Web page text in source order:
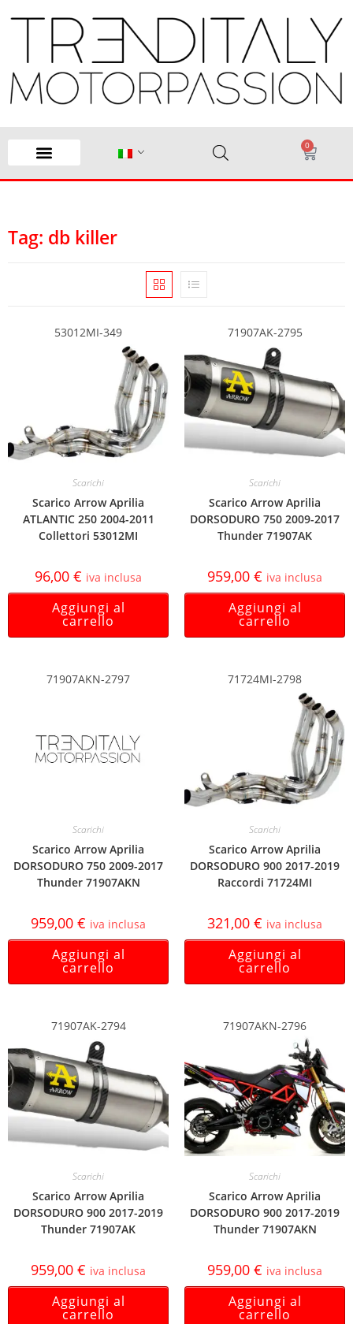
0
Tag: db killer
53012MI-349
Scarichi
Scarico Arrow Aprilia
ATLANTIC 250 2004-2011
Collettori 53012MI
96,00 € iva inclusa
Aggiungi al
carrello
71907AK-2795
Scarichi
Scarico Arrow Aprilia
DORSODURO 750 2009-2017
Thunder 71907AK
959,00 € iva inclusa
Aggiungi al
carrello
71907AKN-2797
Scarichi
Scarico Arrow Aprilia
DORSODURO 750 2009-2017
Thunder 71907AKN
959,00 € iva inclusa
Aggiungi al
carrello
71724MI-2798
Scarichi
Scarico Arrow Aprilia
DORSODURO 900 2017-2019
Raccordi 71724MI
321,00 € iva inclusa
Aggiungi al
carrello
71907AK-2794
Scarichi
Scarico Arrow Aprilia
DORSODURO 900 2017-2019
Thunder 71907AK
959,00 € iva inclusa
Aggiungi al
carrello
71907AKN-2796
Scarichi
Scarico Arrow Aprilia
DORSODURO 900 2017-2019
Thunder 71907AKN
959,00 € iva inclusa
Aggiungi al
carrello